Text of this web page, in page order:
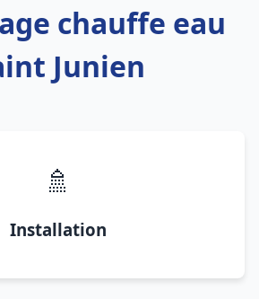
chauffe eau
Junien
🚿
Installation